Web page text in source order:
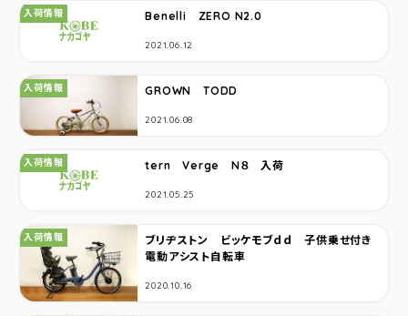
Benelli ZERO N2.0
カテゴリ：
入荷情報
2021.06.12
GROWN TODD
カテゴリ：
入荷情報
2021.06.08
tern Verge N８ 入荷
カテゴリ：
入荷情報
2021.05.25
ブリヂストン ビッケモブｄｄ 子供乗せ付き
電動アシスト自転車
カテゴリ：
入荷情報
2020.10.16